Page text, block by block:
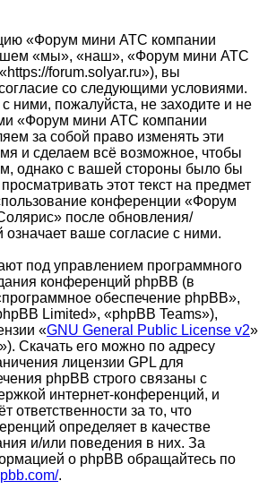
«Форум мини АТС компании
«мы», «наш», «Форум мини АТС
forum.solyar.ru»), вы
со следующими условиями.
ними, пожалуйста, не заходите и не
«Форум мини АТС компании
за собой право изменять эти
и сделаем всё возможное, чтобы
однако с вашей стороны было бы
этот текст на предмет
конференции «Форум
после обновления/
означает ваше согласие с ними.
под управлением программного
конференций phpBB (в
обеспечение phpBB»,
Limited», «phpBB Teams»),
«GNU General Public License v2»
Скачать его можно по адресу
лицензии GPL для
phpBB строго связаны с
интернет-конференций, и
ответственности за то, что
определяет в качестве
и/или поведения в них. За
о phpBB обращайтесь по
.